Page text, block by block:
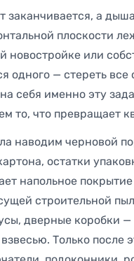
заканчивается, а
плоскости
новостройке или
одного — стереть
себя именно эту
то, что превращает
наводим черновой
остатки
напольное
строительной
дверные коробки
Только после